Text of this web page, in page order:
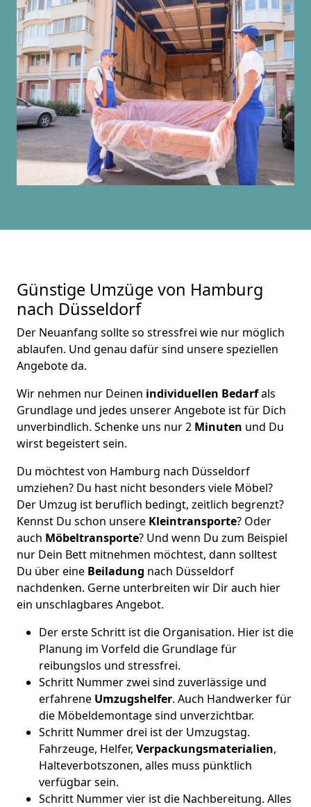
Günstige Umzüge von Hamburg
nach Düsseldorf
Der Neuanfang sollte so stressfrei wie nur möglich
ablaufen. Und genau dafür sind unsere speziellen
Angebote da.
Wir nehmen nur Deinen individuellen Bedarfals
Grundlage und jedes unserer Angebote ist für Dich
unverbindlich. Schenke uns nur 2 Minuten und Du
wirst begeistert sein.
Du möchtest von Hamburg nach Düsseldorf
umziehen? Du hast nicht besonders viele Möbel?
Der Umzug ist beruflich bedingt, zeitlich begrenzt?
Kennst Du schon unsere Kleintransporte? Oder
auch Möbeltransporte? Und wenn Du zum Beispiel
nur Dein Bett mitnehmen möchtest, dann solltest
Du über eine Beiladung nach Düsseldorf
nachdenken. Gerne unterbreiten wir Dir auch hier
ein unschlagbares Angebot.
Der erste Schritt ist die Organisation. Hier ist die
Planung im Vorfeld die Grundlage für
reibungslos und stressfrei.
Schritt Nummer zwei sind zuverlässige und
erfahrene Umzugshelfer. Auch Handwerker für
die Möbeldemontage sind unverzichtbar.
Schritt Nummer drei ist der Umzugstag.
Fahrzeuge, Helfer, Verpackungsmaterialien,
Halteverbotszonen, alles muss pünktlich
verfügbar sein.
Schritt Nummer vier ist die Nachbereitung. Alles